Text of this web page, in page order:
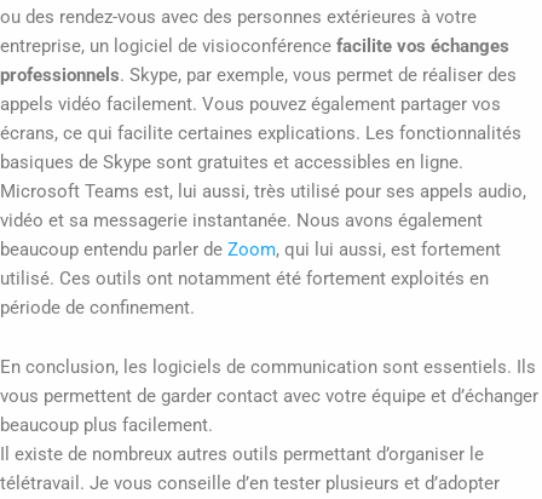
ou des rendez-vous avec des personnes extérieures à votre
entreprise, un logiciel de visioconférence facilite vos échanges
professionnels. Skype, par exemple, vous permet de réaliser des
appels vidéo facilement. Vous pouvez également partager vos
écrans, ce qui facilite certaines explications. Les fonctionnalités
basiques de Skype sont gratuites et accessibles en ligne.
Microsoft Teams est, lui aussi, très utilisé pour ses appels audio,
vidéo et sa messagerie instantanée. Nous avons également
beaucoup entendu parler de Zoom, qui lui aussi, est fortement
utilisé. Ces outils ont notamment été fortement exploités en
période de confinement.
En conclusion, les logiciels de communication sont essentiels. Ils
vous permettent de garder contact avec votre équipe et d’échanger
beaucoup plus facilement.
Il existe de nombreux autres outils permettant d’organiser le
télétravail. Je vous conseille d’en tester plusieurs et d’adopter